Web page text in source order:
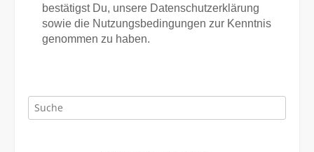
bestätigst Du, unsere Datenschutzerklärung
sowie die Nutzungsbedingungen zur Kenntnis
genommen zu haben.